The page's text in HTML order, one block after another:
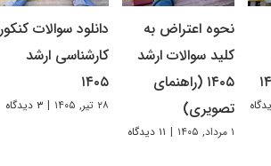
نحوه اعتراض به
کلید سوالات ارشد
۱۴۰۵ (راهنمای
تصویری)
۱ مرداد, ۱۴۰۵ | ۱۱ دیدگاه
دانلود سوالات کنکور
کارشناسی ارشد
۱۴۰۵
۲۸ تیر, ۱۴۰۵ | ۳ دیدگاه